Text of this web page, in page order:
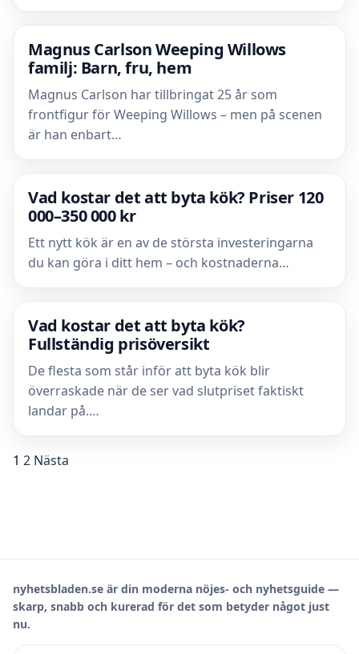
Magnus Carlson Weeping Willows
familj: Barn, fru, hem
Magnus Carlson har tillbringat 25 år som
frontfigur för Weeping Willows – men på scenen
är han enbart…
Vad kostar det att byta kök? Priser 120
000–350 000 kr
Ett nytt kök är en av de största investeringarna
du kan göra i ditt hem – och kostnaderna…
Vad kostar det att byta kök?
Fullständig prisöversikt
De flesta som står inför att byta kök blir
överraskade när de ser vad slutpriset faktiskt
landar på.…
1 2 Nästa
nyhetsbladen.se är din moderna nöjes- och nyhetsguide —
skarp, snabb och kurerad för det som betyder något just
nu.